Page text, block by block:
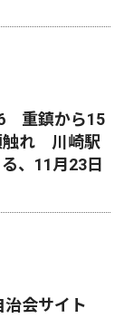
重鎮から15
触れ 川崎駅
、11月23日
治会サイト